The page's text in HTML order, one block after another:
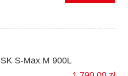
S-Max M 900L